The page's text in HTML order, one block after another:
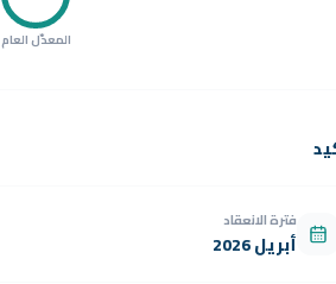
المعدّل العام
فترة الانعقاد
أبريل 2026